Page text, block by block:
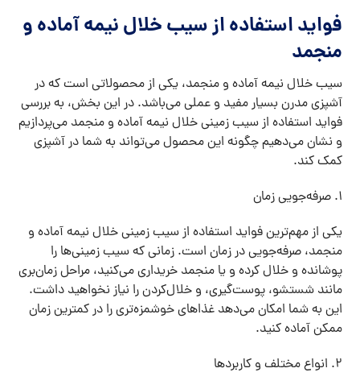
فواید استفاده از سیب خلال نیمه آماده و
منجمد
سیب خلال نیمه آماده و منجمد، یکی از محصولاتی است که در
آشپزی مدرن بسیار مفید و عملی می‌باشد. در این بخش، به بررسی
فواید استفاده از سیب زمینی خلال نیمه آماده و منجمد می‌پردازیم
و نشان می‌دهیم چگونه این محصول می‌تواند به شما در آشپزی
کمک کند.
۱. صرفه‌جویی زمان
یکی از مهم‌ترین فواید استفاده از سیب زمینی خلال نیمه آماده و
منجمد، صرفه‌جویی در زمان است. زمانی که سیب زمینی‌ها را
پوشانده و خلال کرده و یا منجمد خریداری می‌کنید، مراحل زمان‌بری
مانند شستشو، پوست‌گیری، و خلال‌کردن را نیاز نخواهید داشت.
این به شما امکان می‌دهد غذاهای خوشمزه‌تری را در کمترین زمان
ممکن آماده کنید.
۲. انواع مختلف و کاربردها